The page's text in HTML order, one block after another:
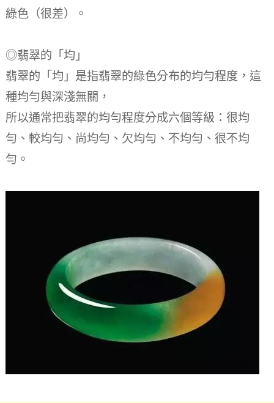
綠色（很差）。
◎翡翠的「均」
翡翠的「均」是指翡翠的綠色分布的均勻程度，這
種均勻與深淺無關，
所以通常把翡翠的均勻程度分成六個等級：很均
勻、較均勻、尚均勻、欠均勻、不均勻、很不均
勻。